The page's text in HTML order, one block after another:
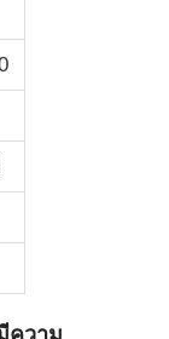
ความ